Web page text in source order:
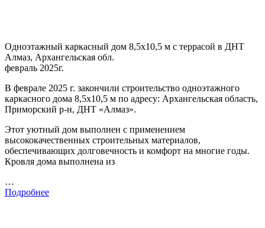
Одноэтажный каркасный дом 8,5х10,5 м с террасой в ДНТ
Алмаз, Архангельская обл.
февраль 2025г.
В феврале 2025 г. закончили строительство одноэтажного
каркасного дома 8,5х10,5 м по адресу: Архангельская область,
Приморский р-н, ДНТ «Алмаз».
Этот уютный дом выполнен с применением
высококачественных строительных материалов,
обеспечивающих долговечность и комфорт на многие годы.
Кровля дома выполнена из
…
Подробнее